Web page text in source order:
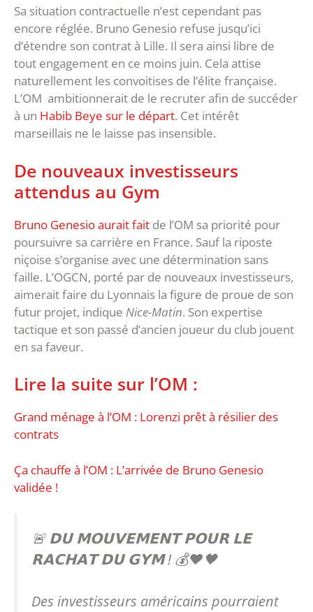
Sa situation contractuelle n’est cependant pas
encore réglée. Bruno Genesio refuse jusqu’ici
d’étendre son contrat à Lille. Il sera ainsi libre de
tout engagement en ce moins juin. Cela attise
naturellement les convoitises de l’élite française.
L’OM ambitionnerait de le recruter afin de succéder
à un Habib Beye sur le départ. Cet intérêt
marseillais ne le laisse pas insensible.
De nouveaux investisseurs
attendus au Gym
Bruno Genesio aurait fait de l’OM sa priorité pour
poursuivre sa carrière en France. Sauf la riposte
niçoise s’organise avec une détermination sans
faille. L’OGCN, porté par de nouveaux investisseurs,
aimerait faire du Lyonnais la figure de proue de son
futur projet, indique Nice-Matin. Son expertise
tactique et son passé d’ancien joueur du club jouent
en sa faveur.
Lire la suite sur l’OM :
Grand ménage à l’OM : Lorenzi prêt à résilier des
contrats
Ça chauffe à l’OM : L’arrivée de Bruno Genesio
validée !
🚨 𝗗𝗨 𝗠𝗢𝗨𝗩𝗘𝗠𝗘𝗡𝗧 𝗣𝗢𝗨𝗥 𝗟𝗘
𝗥𝗔𝗖𝗛𝗔𝗧 𝗗𝗨 𝗚𝗬𝗠 ! 💰❤️🖤
Des investisseurs américains pourraient